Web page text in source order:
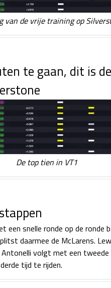
van de vrije training op
te gaan, dit is
De top tien in VT1
een snelle ronde op de ronde
daarmee de McLarens.
volgt met een
tijd te rijden.